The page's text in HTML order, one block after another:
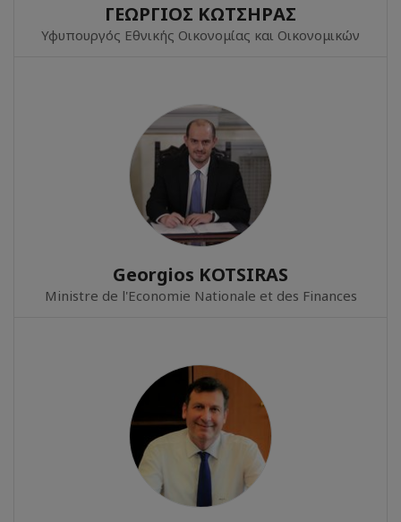
ΓΕΩΡΓΙΟΣ ΚΩΤΣΗΡΑΣ
Υφυπουργός Εθνικής Οικονομίας και Οικονομικών
Georgios KOTSIRAS
Ministre de l'Economie Nationale et des Finances